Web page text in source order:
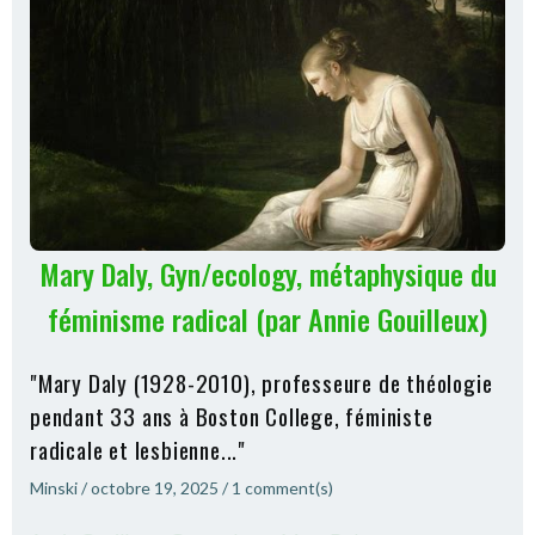
Mary Daly, Gyn/ecology, métaphysique du
féminisme radical (par Annie Gouilleux)
"Mary Daly (1928-2010), professeure de théologie
pendant 33 ans à Boston College, féministe
radicale et lesbienne..."
Minski/octobre 19, 2025 / 1 comment(s)